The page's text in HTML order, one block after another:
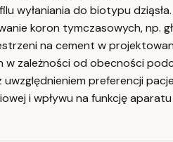
wyłaniania do biotypu dziąsła.
koron tymczasowych, np.
na cement w
zależności od obecności
preferencji
i wpływu na funkcję